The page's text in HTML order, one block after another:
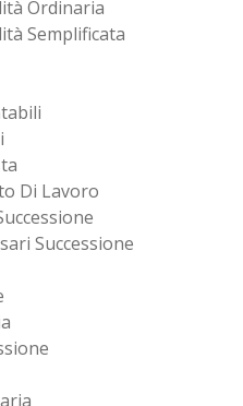
Ordinaria
Semplificata
Di Lavoro
Successione